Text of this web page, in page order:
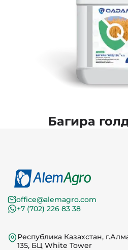
Багира
office@alemagro.com
+7 (702) 226 83 38
Республика Казахстан,
135, БЦ White Tower